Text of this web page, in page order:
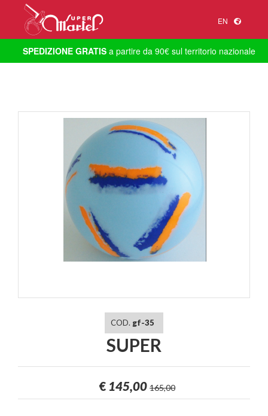
EN
SPEDIZIONE GRATISa partire da 90€ sul territorio nazionale
COD. gf-35
SUPER
€ 145,00 165,00